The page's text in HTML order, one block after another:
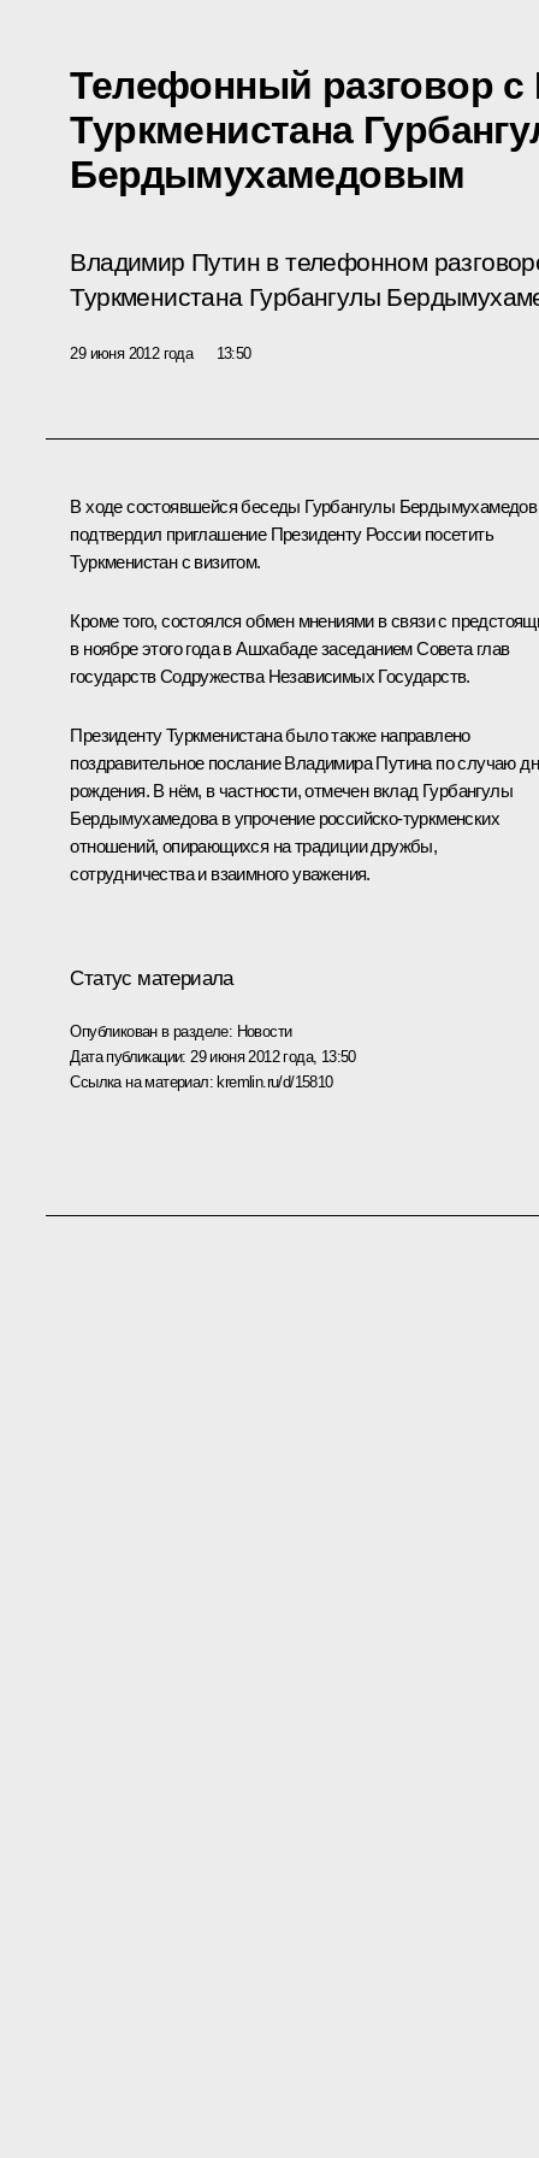
Телефонный разговор с
Туркменистана
Бердымухамедовым
Владимир Путин в телефонном
Туркменистана Гурбангулы
29 июня 2012 года 13:50
В ходе состоявшейся беседы Гурбангулы Бердымухамедов
подтвердил приглашение Президенту России посетить
Туркменистан с визитом.
Кроме того, состоялся обмен мнениями в связи с
в ноябре этого года в Ашхабаде заседанием Совета глав
государствСодружества Независимых Государств.
Президенту Туркменистана было также направлено
поздравительное послание Владимира Путина по случаю
рождения. В нём, в частности, отмечен вклад Гурбангулы
Бердымухамедова в упрочение российско-туркменских
отношений, опирающихся на традиции дружбы,
сотрудничества и взаимного уважения.
Статус материала
Опубликован в разделе: Новости
Дата публикации: 29 июня 2012 года, 13:50
Ссылка на материал: kremlin.ru/d/15810